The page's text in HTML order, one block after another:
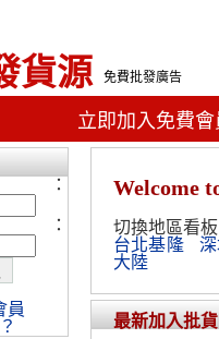
貨源 免費批發廣告
立即加入免費
Welcome
切換地區看板
台北基隆
大陸
最新加入批
員